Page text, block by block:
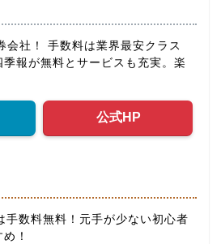
会社！ 手数料は業界最安クラス
報が無料とサービスも充実。楽
公式HP
手数料無料！元手が少ない初心者
！